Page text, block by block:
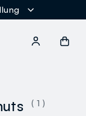
( 1 )